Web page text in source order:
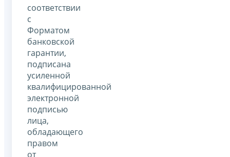
соответствии
с
Форматом
банковской
гарантии,
подписана
усиленной
квалифицированной
электронной
подписью
лица,
обладающего
правом
от